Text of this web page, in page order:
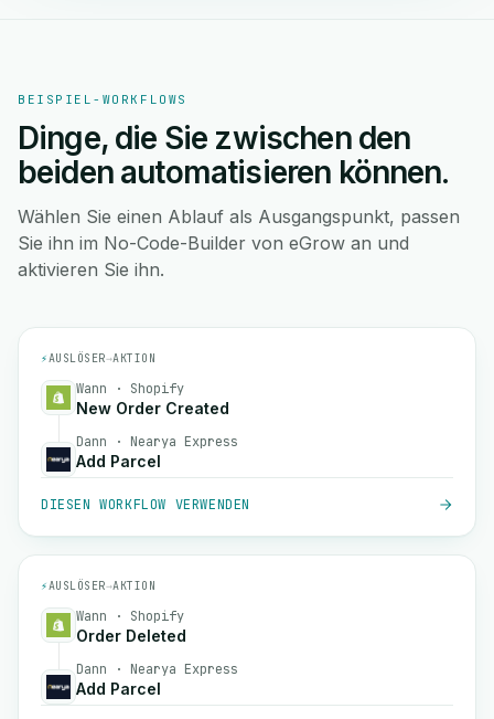
BEISPIEL-WORKFLOWS
Dinge, die Sie zwischen den
beiden automatisieren können.
Wählen Sie einen Ablauf als Ausgangspunkt, passen
Sie ihn im No-Code-Builder von eGrow an und
aktivieren Sie ihn.
⚡AUSLÖSER→AKTION
Wann · Shopify
New Order Created
Dann · Nearya Express
Add Parcel
DIESEN WORKFLOW VERWENDEN
⚡AUSLÖSER→AKTION
Wann · Shopify
Order Deleted
Dann · Nearya Express
Add Parcel